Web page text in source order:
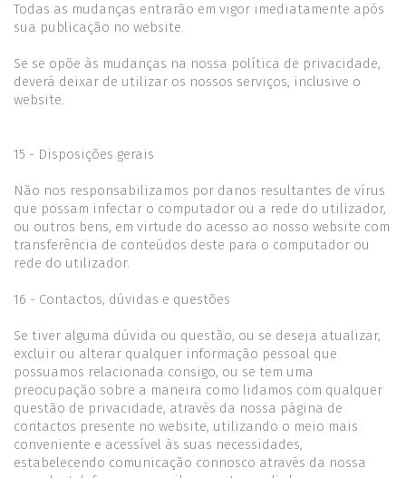
Todas as mudanças entrarão em vigor imediatamente após
sua publicação no website.
Se se opõe às mudanças na nossa política de privacidade,
deverá deixar de utilizar os nossos serviços, inclusive o
website.
15 - Disposições gerais
Não nos responsabilizamos por danos resultantes de vírus
que possam infectar o computador ou a rede do utilizador,
ou outros bens, em virtude do acesso ao nosso website com
transferência de conteúdos deste para o computador ou
rede do utilizador.
16 - Contactos, dúvidas e questões
Se tiver alguma dúvida ou questão, ou se deseja atualizar,
excluir ou alterar qualquer informação pessoal que
possuamos relacionada consigo, ou se tem uma
preocupação sobre a maneira como lidamos com qualquer
questão de privacidade, através da nossa página de
contactos presente no website, utilizando o meio mais
conveniente e acessível às suas necessidades,
estabelecendo comunicação connosco através da nossa